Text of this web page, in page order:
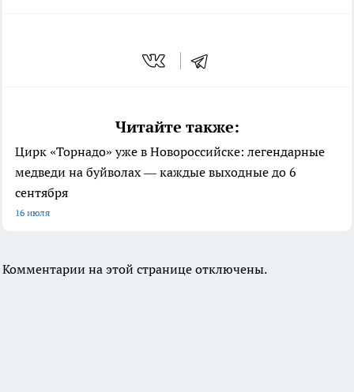
Читайте также:
Цирк «Торнадо» уже в Новороссийске: легендарные
медведи на буйволах — каждые выходные до 6
сентября
16 июля
Комментарии на этой странице отключены.